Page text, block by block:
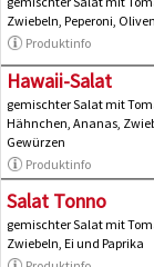
Zwiebeln, Peperoni,
Produktinfo
Hawaii-Salat
gemischter Salat mit
Hähnchen, Ananas,
Gewürzen
Produktinfo
Salat Tonno
gemischter Salat mit
Zwiebeln, Ei und Paprika